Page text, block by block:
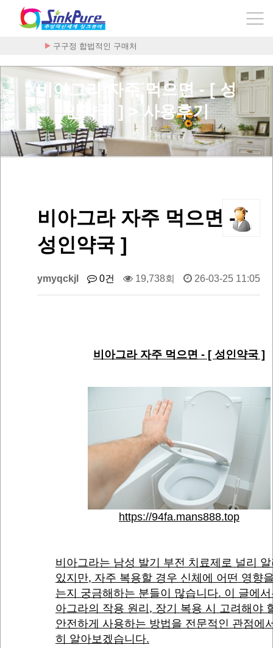
구구정 합법적인 구매처
비아그라 자주 먹으면 - [ 성
인약국 ] > 사용후기
비아그라 자주 먹으면 - [
성인약국 ]
ymyqckjl 0건 19,738회 26-03-25 11:05
비아그라 자주 먹으면 - [ 성인약국 ]
https://94fa.mans888.top
비아그라는 남성 발기 부전 치료제로 널리
있지만, 자주 복용할 경우 신체에 어떤 영향
는지 궁금해하는 분들이 많습니다. 이 글에
아그라의 작용 원리, 장기 복용 시 고려해야
안전하게 사용하는 방법을 전문적인 관점에
히 알아보겠습니다.